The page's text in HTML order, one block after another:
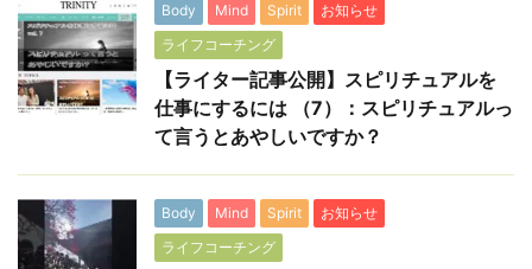
Body Mind Spirit
お知らせ
ライフコーチング
【ライター記事公開】スピリチュアルを
仕事にするには （7）：スピリチュアルっ
て言うとあやしいですか？
Body Mind Spirit
お知らせ
ライフコーチング